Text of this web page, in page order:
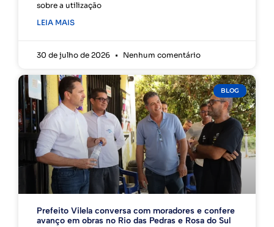
sobre a utilização
LEIA MAIS
30 de julho de 2026 Nenhum comentário
BLOG
Prefeito Vilela conversa com moradores e confere
avanço em obras no Rio das Pedras e Rosa do Sul